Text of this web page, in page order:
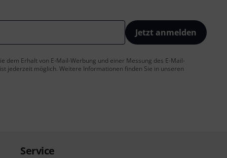
Jetzt anmelden
dem Erhalt von E-Mail-Werbung und einer Messung des E-Mail-
jederzeit möglich. Weitere Informationen finden Sie in unseren
Service